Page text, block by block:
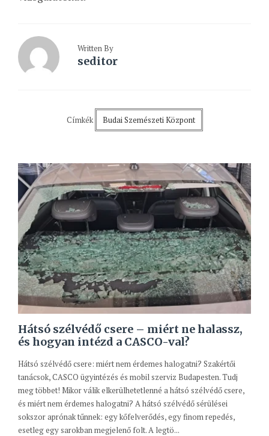
Written By
seditor
Címkék Budai Szemészeti Központ
Hátsó szélvédő csere – miért ne halassz,
és hogyan intézd a CASCO-val?
Hátsó szélvédő csere: miért nem érdemes halogatni? Szakértői
tanácsok, CASCO ügyintézés és mobil szerviz Budapesten. Tudj
meg többet! Mikor válik elkerülhetetlenné a hátsó szélvédő csere,
és miért nem érdemes halogatni? A hátsó szélvédő sérülései
sokszor aprónak tűnnek: egy kőfelverődés, egy finom repedés,
esetleg egy sarokban megjelenő folt. A legtö...